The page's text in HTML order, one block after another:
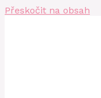
Přeskočit na obsah